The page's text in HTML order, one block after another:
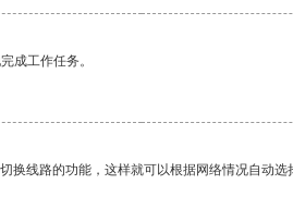
成工作任务。
线路的功能，这样就可以根据网络情况自动选